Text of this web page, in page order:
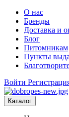
О нас
Бренды
Доставка и
Блог
Питомникам
Пункты
Войти
Каталог